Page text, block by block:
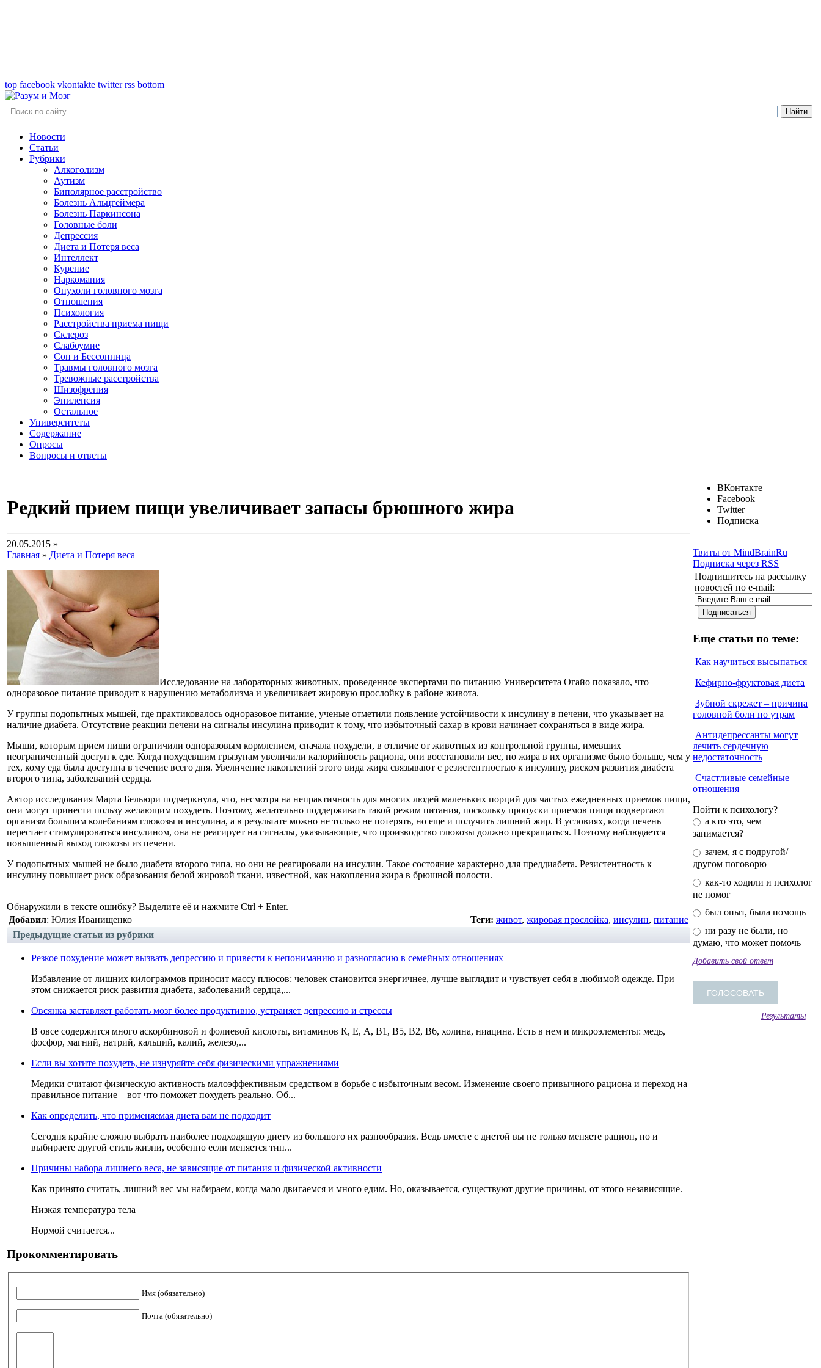
top facebook vkontakte twitter rss bottom
Новости
Статьи
Рубрики
Алкоголизм
Аутизм
Биполярное расстройство
Болезнь Альцгеймера
Болезнь Паркинсона
Головные боли
Депрессия
Диета и Потеря веса
Интеллект
Курение
Наркомания
Опухоли головного мозга
Отношения
Психология
Расстройства приема пищи
Склероз
Слабоумие
Сон и Бессонница
Травмы головного мозга
Тревожные расстройства
Шизофрения
Эпилепсия
Остальное
Университеты
Содержание
Опросы
Вопросы и ответы
Редкий прием пищи увеличивает запасы брюшного жира
20.05.2015 »
Главная » Диета и Потеря веса
Исследование на лабораторных животных, проведенное экспертами по питанию Университета Огайо показало, что
одноразовое питание приводит к нарушению метаболизма и увеличивает жировую прослойку в районе живота.
У группы подопытных мышей, где практиковалось одноразовое питание, ученые отметили появление устойчивости к инсулину в печени, что указывает на
наличие диабета. Отсутствие реакции печени на сигналы инсулина приводит к тому, что избыточный сахар в крови начинает сохраняться в виде жира.
Мыши, которым прием пищи ограничили одноразовым кормлением, сначала похудели, в отличие от животных из контрольной группы, имевших
неограниченный доступ к еде. Когда похудевшим грызунам увеличили калорийность рациона, они восстановили вес, но жира в их организме было больше, чем у
тех, кому еда была доступна в течение всего дня. Увеличение накоплений этого вида жира связывают с резистентностью к инсулину, риском развития диабета
второго типа, заболеваний сердца.
Автор исследования Марта Бельюри подчеркнула, что, несмотря на непрактичность для многих людей маленьких порций для частых ежедневных приемов пищи,
они могут принести пользу желающим похудеть. Поэтому, желательно поддерживать такой режим питания, поскольку пропуски приемов пищи подвергают
организм большим колебаниям глюкозы и инсулина, а в результате можно не только не потерять, но еще и получить лишний жир. В условиях, когда печень
перестает стимулироваться инсулином, она не реагирует на сигналы, указывающие, что производство глюкозы должно прекращаться. Поэтому наблюдается
повышенный выход глюкозы из печени.
У подопытных мышей не было диабета второго типа, но они не реагировали на инсулин. Такое состояние характерно для преддиабета. Резистентность к
инсулину повышает риск образования белой жировой ткани, известной, как накопления жира в брюшной полости.
Обнаружили в тексте ошибку? Выделите её и нажмите Ctrl + Enter.
Добавил: Юлия Иванищенко Теги: живот, жировая прослойка, инсулин, питание
Предыдущие статьи из рубрики
Резкое похудение может вызвать депрессию и привести к непониманию и разногласию в семейных отношениях
Избавление от лишних килограммов приносит массу плюсов: человек становится энергичнее, лучше выглядит и чувствует себя в любимой одежде. При
этом снижается риск развития диабета, заболеваний сердца,...
Овсянка заставляет работать мозг более продуктивно, устраняет депрессию и стрессы
В овсе содержится много аскорбиновой и фолиевой кислоты, витаминов К, Е, А, В1, В5, В2, В6, холина, ниацина. Есть в нем и микроэлементы: медь,
фосфор, магний, натрий, кальций, калий, железо,...
Если вы хотите похудеть, не изнуряйте себя физическими упражнениями
Медики считают физическую активность малоэффективным средством в борьбе с избыточным весом. Изменение своего привычного рациона и переход на
правильное питание – вот что поможет похудеть реально. Об...
Как определить, что применяемая диета вам не подходит
Сегодня крайне сложно выбрать наиболее подходящую диету из большого их разнообразия. Ведь вместе с диетой вы не только меняете рацион, но и
выбираете другой стиль жизни, особенно если меняется тип...
Причины набора лишнего веса, не зависящие от питания и физической активности
Как принято считать, лишний вес мы набираем, когда мало двигаемся и много едим. Но, оказывается, существуют другие причины, от этого независящие.
Низкая температура тела
Нормой считается...
Прокомментировать
Имя (обязательно)
Почта (обязательно)
ВКонтакте
Facebook
Twitter
Подписка
Твиты от MindBrainRu
Подписка через RSS
Подпишитесь на рассылку
новостей по e-mail:
Еще статьи по теме:
Как научиться высыпаться
Кефирно-фруктовая диета
Зубной скрежет – причина
головной боли по утрам
Антидепрессанты могут
лечить сердечную
недостаточность
Счастливые семейные
отношения
Пойти к психологу?
а кто это, чем
занимается?
зачем, я с подругой/
другом поговорю
как-то ходили и психолог
не помог
был опыт, была помощь
ни разу не были, но
думаю, что может помочь
Добавить свой ответ
Результаты